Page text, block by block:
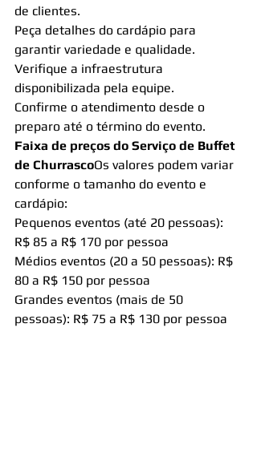
de clientes.
Peça detalhes do cardápio para
garantir variedade e qualidade.
Verifique a infraestrutura
disponibilizada pela equipe.
Confirme o atendimento desde o
preparo até o término do evento.
Faixa de preços do Serviço de Buffet
de ChurrascoOs valores podem variar
conforme o tamanho do evento e
cardápio:
Pequenos eventos (até 20 pessoas):
R$ 85 a R$ 170 por pessoa
Médios eventos (20 a 50 pessoas): R$
80 a R$ 150 por pessoa
Grandes eventos (mais de 50
pessoas): R$ 75 a R$ 130 por pessoa